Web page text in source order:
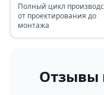
Полный цикл
от проектирования до
монтажа
Отзывы